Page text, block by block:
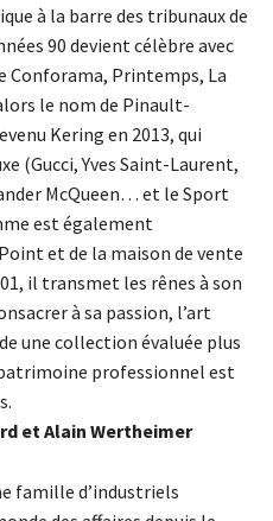
à la barre des tribunaux de
90 devient célèbre avec
Conforama, Printemps, La
le nom de Pinault-
Kering en 2013, qui
(Gucci, Yves Saint-Laurent,
McQueen… et le Sport
est également
et de la maison de vente
il transmet les rênes à son
à sa passion, l’art
une collection évaluée plus
professionnel est
et Alain Wertheimer
famille d’industriels